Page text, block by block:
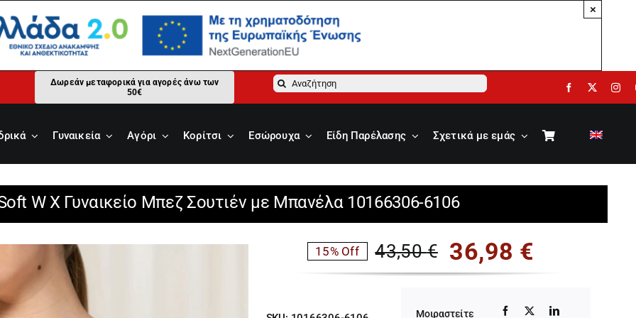
×
Δωρεάν μεταφορικά για αγορές άνω των
50€
Αναζήτηση
Γυναικεία Αγόρι Κορίτσι Εσώρουχα Είδη Παρέλασης Σχετικά με εμάς
W X Γυναικείο Μπεζ Σουτιέν με Μπανέλα 10166306-6106
43,50€
Original36,98 €
Η
15% Off
Μοιραστείτε